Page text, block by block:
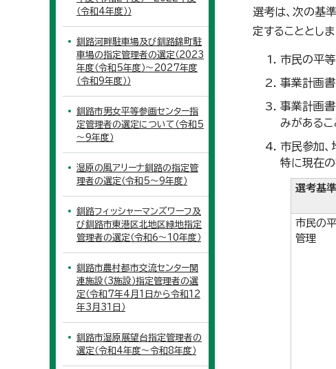
選考は、次の基
定することとしま
市民の平
事業計画書
事業計画
みがあるこ
市民参加、
特に現在
選考基準
市民の
管理
（令和4年度））
釧路河畔駐車場及び釧路錦町駐
車場の指定管理者の選定（2023
年度（令和5年度）～2027年度
（令和9年度））
釧路市男女平等参画センター指
定管理者の選定について（令和5
～9年度）
湿原の風アリーナ釧路の指定管
理者の選定（令和5～9年度）
釧路フィッシャーマンズワーフ及
び釧路市東港区北地区緑地指定
管理者の選定（令和6～10年度）
釧路市農村都市交流センター関
連施設（3施設）指定管理者の選
定（令和7年4月1日から令和12
年3月31日）
釧路市湿原展望台指定管理者の
選定（令和4年度～令和8年度）